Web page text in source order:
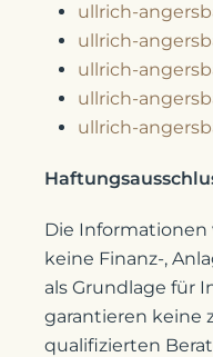
ullrich-
ullrich-
ullrich-
ullrich-
ullrich-
Die Informationen
keine Finanz-,
als Grundlage für
garantieren keine
qualifizierten